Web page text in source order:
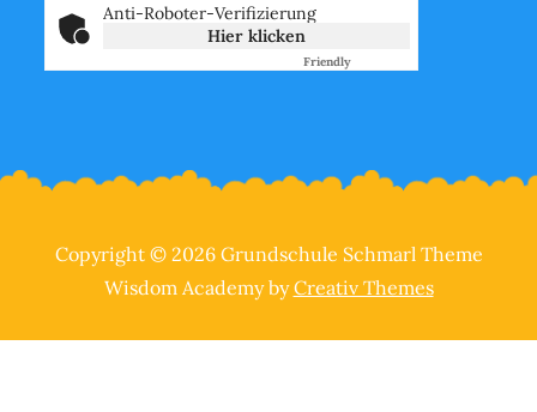
Anti-Roboter-Verifizierung
Hier klicken
Friendly
Copyright © 2026 Grundschule Schmarl Theme
Wisdom Academy byCreativ Themes